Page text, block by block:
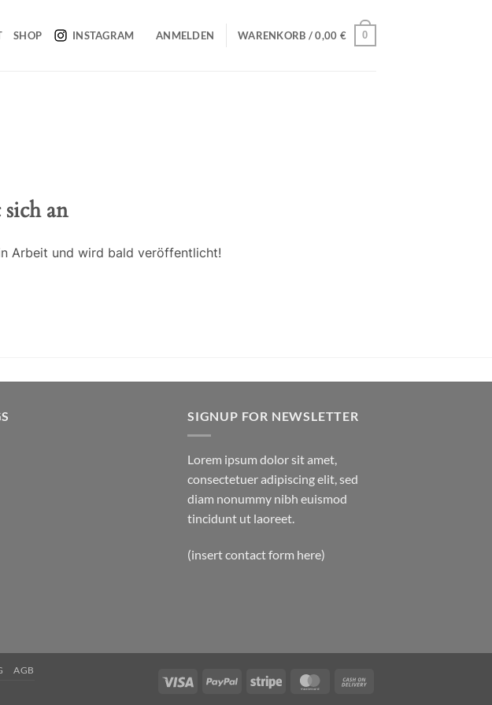
SHOP INSTAGRAM ANMELDEN WARENKORB /0,00 € 0
an
Arbeit und wird bald veröffentlicht!
SIGNUP FOR NEWSLETTER
Lorem ipsum dolor sit amet,
consectetuer adipiscing elit, sed
diam nonummy nibh euismod
tincidunt ut laoreet.
(insert contact form here)
Visa PayPal Stripe MasterCard
AGB